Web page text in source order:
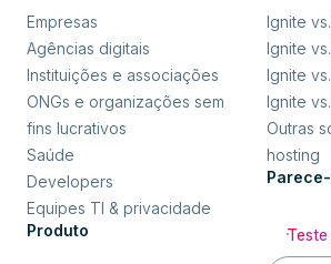
Empresas
Agências digitais
Instituições e associações
ONGs e organizações sem
fins lucrativos
Saúde
Developers
Equipes TI & privacidade
Produto
Ignite
Ignite
Ignite
Ignite
Outras
hosting